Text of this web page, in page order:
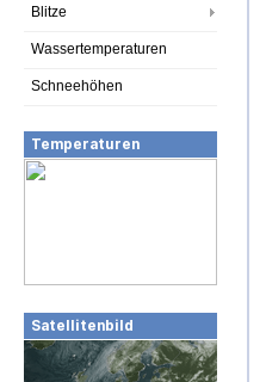
Blitze
Wassertemperaturen
Schneehöhen
Temperaturen
Satellitenbild